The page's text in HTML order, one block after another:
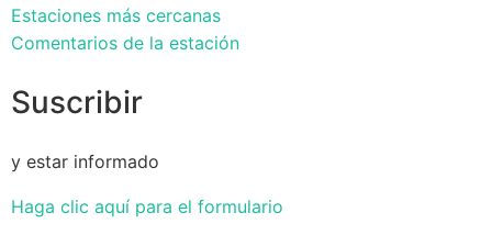
Estaciones más cercanas
Comentarios de la estación
Suscribir
y estar informado
Haga clic aquí para el formulario